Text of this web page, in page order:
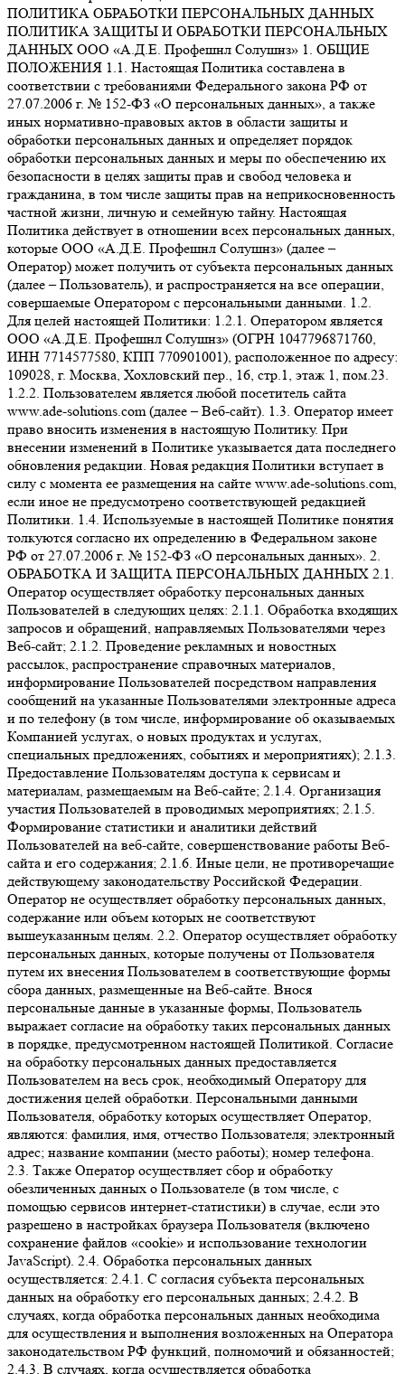
ПОЛИТИКА ОБРАБОТКИ ПЕРСОНАЛЬНЫХ ДАННЫХ
ПОЛИТИКА ЗАЩИТЫ И ОБРАБОТКИ ПЕРСОНАЛЬНЫХ
ДАННЫХ ООО «А.Д.Е. Профешнл Солушнз» 1. ОБЩИЕ
ПОЛОЖЕНИЯ 1.1. Настоящая Политика составлена в
соответствии с требованиями Федерального закона РФ от
27.07.2006 г. № 152-ФЗ «О персональных данных», а также
иных нормативно-правовых актов в области защиты и
обработки персональных данных и определяет порядок
обработки персональных данных и меры по обеспечению их
безопасности в целях защиты прав и свобод человека и
гражданина, в том числе защиты прав на неприкосновенность
частной жизни, личную и семейную тайну. Настоящая
Политика действует в отношении всех персональных данных,
которые ООО «А.Д.Е. Профешнл Солушнз» (далее –
Оператор) может получить от субъекта персональных данных
(далее – Пользователь), и распространяется на все операции,
совершаемые Оператором с персональными данными. 1.2.
Для целей настоящей Политики: 1.2.1. Оператором является
ООО «А.Д.Е. Профешнл Солушнз» (ОГРН 1047796871760,
ИНН 7714577580, КПП 770901001), расположенное по адресу:
109028, г. Москва, Хохловский пер., 16, стр.1, этаж 1, пом.23.
1.2.2. Пользователем является любой посетитель сайта
www.ade-solutions.com (далее – Веб-сайт). 1.3. Оператор имеет
право вносить изменения в настоящую Политику. При
внесении изменений в Политике указывается дата последнего
обновления редакции. Новая редакция Политики вступает в
силу с момента ее размещения на сайте www.ade-solutions.com,
если иное не предусмотрено соответствующей редакцией
Политики. 1.4. Используемые в настоящей Политике понятия
толкуются согласно их определению в Федеральном законе
РФ от 27.07.2006 г. № 152-ФЗ «О персональных данных». 2.
ОБРАБОТКА И ЗАЩИТА ПЕРСОНАЛЬНЫХ ДАННЫХ 2.1.
Оператор осуществляет обработку персональных данных
Пользователей в следующих целях: 2.1.1. Обработка входящих
запросов и обращений, направляемых Пользователями через
Веб-сайт; 2.1.2. Проведение рекламных и новостных
рассылок, распространение справочных материалов,
информирование Пользователей посредством направления
сообщений на указанные Пользователями электронные адреса
и по телефону (в том числе, информирование об оказываемых
Компанией услугах, о новых продуктах и услугах,
специальных предложениях, событиях и мероприятиях); 2.1.3.
Предоставление Пользователям доступа к сервисам и
материалам, размещаемым на Веб-сайте; 2.1.4. Организация
участия Пользователей в проводимых мероприятиях; 2.1.5.
Формирование статистики и аналитики действий
Пользователей на веб-сайте, совершенствование работы Веб-
сайта и его содержания; 2.1.6. Иные цели, не противоречащие
действующему законодательству Российской Федерации.
Оператор не осуществляет обработку персональных данных,
содержание или объем которых не соответствуют
вышеуказанным целям. 2.2. Оператор осуществляет обработку
персональных данных, которые получены от Пользователя
путем их внесения Пользователем в соответствующие формы
сбора данных, размещенные на Веб-сайте. Внося
персональные данные в указанные формы, Пользователь
выражает согласие на обработку таких персональных данных
в порядке, предусмотренном настоящей Политикой. Согласие
на обработку персональных данных предоставляется
Пользователем на весь срок, необходимый Оператору для
достижения целей обработки. Персональными данными
Пользователя, обработку которых осуществляет Оператор,
являются: фамилия, имя, отчество Пользователя; электронный
адрес; название компании (место работы); номер телефона.
2.3. Также Оператор осуществляет сбор и обработку
обезличенных данных о Пользователе (в том числе, с
помощью сервисов интернет-статистики) в случае, если это
разрешено в настройках браузера Пользователя (включено
сохранение файлов «cookie» и использование технологии
JavaScript). 2.4. Обработка персональных данных
осуществляется: 2.4.1. С согласия субъекта персональных
данных на обработку его персональных данных; 2.4.2. В
случаях, когда обработка персональных данных необходима
для осуществления и выполнения возложенных на Оператора
законодательством РФ функций, полномочий и обязанностей;
2.4.3. В случаях, когда осуществляется обработка